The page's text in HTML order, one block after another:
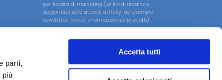
parti,
più
Accetta tutti
per finalità di marketing (ai fini di rimanere
aggiornato sulle attività di Helty, ad esempio
newsletter, novità, informazioni sui prodotti)*